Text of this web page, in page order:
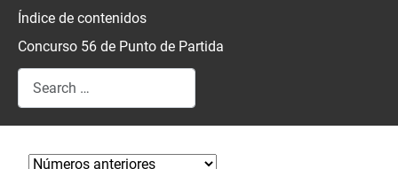
Índice de contenidos
Concurso 56 de Punto de Partida
Search